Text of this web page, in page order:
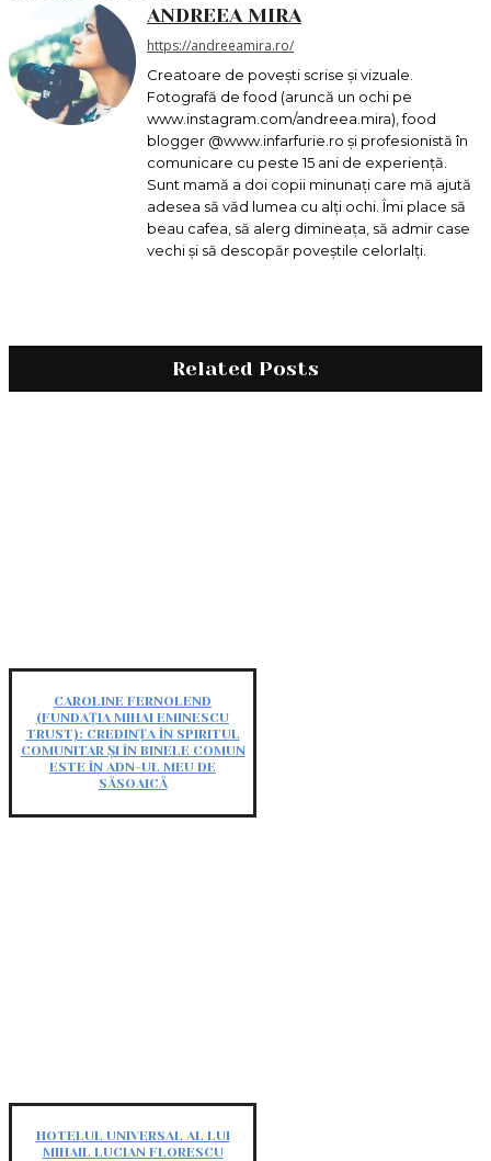
ANDREEA MIRA
https://andreeamira.ro/
Creatoare de povești scrise și vizuale.
Fotografă de food (aruncă un ochi pe
www.instagram.com/andreea.mira), food
blogger @www.infarfurie.ro și profesionistă în
comunicare cu peste 15 ani de experiență.
Sunt mamă a doi copii minunați care mă ajută
adesea să văd lumea cu alți ochi. Îmi place să
beau cafea, să alerg dimineața, să admir case
vechi și să descopăr poveștile celorlalți.
Related Posts
CAROLINE FERNOLEND
(FUNDAȚIA MIHAI EMINESCU
TRUST): CREDINȚA ÎN SPIRITUL
COMUNITAR ȘI ÎN BINELE COMUN
ESTE ÎN ADN-UL MEU DE
SĂSOAICĂ
HOTELUL UNIVERSAL AL LUI
MIHAIL LUCIAN FLORESCU